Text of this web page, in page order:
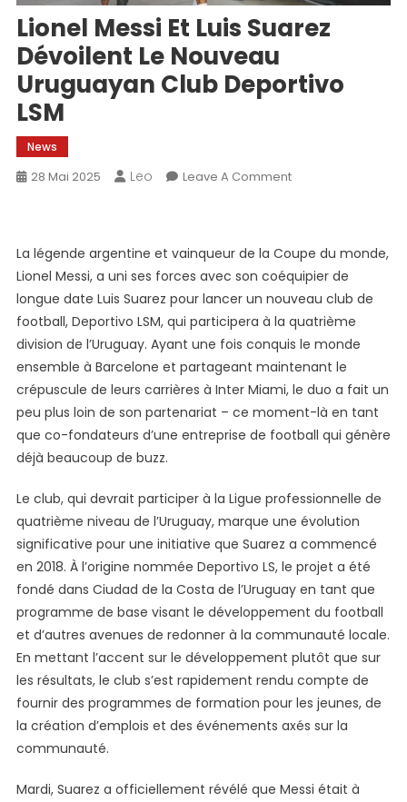
Lionel Messi Et Luis Suarez
Dévoilent Le Nouveau
Uruguayan Club Deportivo
LSM
News
28 Mai 2025 Leo Leave A CommentOn
Luis
Suarez
Dévoilent
Le
Nouveau
Uruguayan
Club
Deportivo
LSM
La légende argentine et vainqueur de la Coupe du monde,
Lionel Messi, a uni ses forces avec son coéquipier de
longue date Luis Suarez pour lancer un nouveau club de
football, Deportivo LSM, qui participera à la quatrième
division de l’Uruguay. Ayant une fois conquis le monde
ensemble à Barcelone et partageant maintenant le
crépuscule de leurs carrières à Inter Miami, le duo a fait un
peu plus loin de son partenariat – ce moment-là en tant
que co-fondateurs d’une entreprise de football qui génère
déjà beaucoup de buzz.
Le club, qui devrait participer à la Ligue professionnelle de
quatrième niveau de l’Uruguay, marque une évolution
significative pour une initiative que Suarez a commencé
en 2018. À l’origine nommée Deportivo LS, le projet a été
fondé dans Ciudad de la Costa de l’Uruguay en tant que
programme de base visant le développement du football
et d’autres avenues de redonner à la communauté locale.
En mettant l’accent sur le développement plutôt que sur
les résultats, le club s’est rapidement rendu compte de
fournir des programmes de formation pour les jeunes, de
la création d’emplois et des événements axés sur la
communauté.
Mardi, Suarez a officiellement révélé que Messi était à